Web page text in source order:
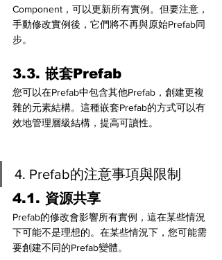
Component，可以更新所有實例。但要注意，
手動修改實例後，它們將不再與原始Prefab同
步。
3.3. 嵌套Prefab
您可以在Prefab中包含其他Prefab，創建更複
雜的元素結構。這種嵌套Prefab的方式可以有
效地管理層級結構，提高可讀性。
4. Prefab的注意事項與限制
4.1. 資源共享
Prefab的修改會影響所有實例，這在某些情況
下可能不是理想的。在某些情況下，您可能需
要創建不同的Prefab變體。